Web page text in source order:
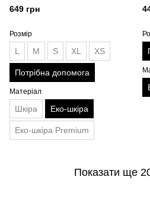
допомога
649 грн
Розмір
L M S XL XS
Потрібна допомога
Матеріал
Шкіра Еко-шкіра
Еко-шкіра Premium
Показати ще